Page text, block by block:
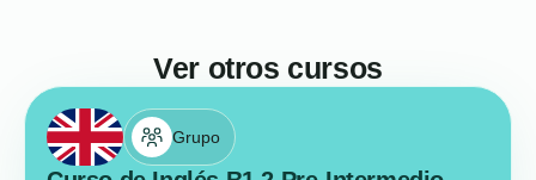
Ver otros cursos
Grupo